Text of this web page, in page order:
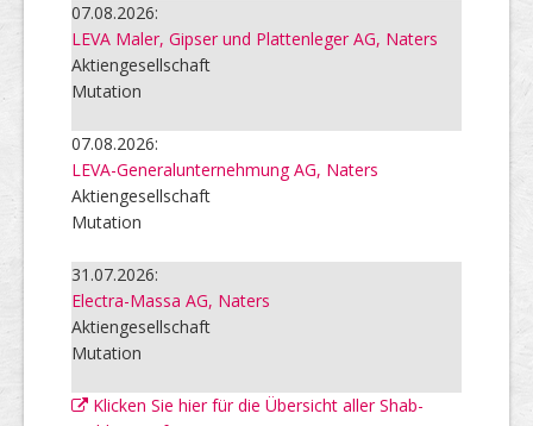
07.08.2026:
LEVA Maler, Gipser und Plattenleger AG, Naters
Aktiengesellschaft
Mutation
07.08.2026:
LEVA-Generalunternehmung AG, Naters
Aktiengesellschaft
Mutation
31.07.2026:
Electra-Massa AG, Naters
Aktiengesellschaft
Mutation
Klicken Sie hier für die Übersicht aller Shab-